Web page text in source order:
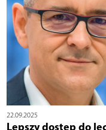
22.09.2025
Lepszy dostęp do